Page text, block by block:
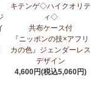
品コーナー新入荷！
品を、これからも
～アッサム種タンザ
キテンゲ◇ハイクオリテ
ィ◇
共布ケース付
『ニッポンの技×アフリ
カの色』ジェンダーレス
デザイン
4,600円(税込5,060円)